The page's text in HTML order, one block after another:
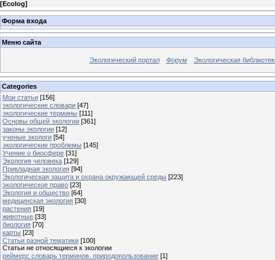
[Ecolog]
Форма входа
Меню сайта
Экологический портал Форум Экологическая
Categories
Мои статьи [156]
экологические словари [47]
экологические термины [111]
Основы общей экологии [361]
законы экологии [12]
ученые экологи [54]
экологические проблемы [145]
Учение о биосфере [31]
Экология человека [129]
Прикладная экология [94]
Экологическая защита и охрана окружающей среды [223]
экологическое право [23]
Экология и общество [64]
медицинская экология [30]
растения [19]
животные [33]
биология [70]
карты [23]
Статьи разной тематики [100]
Статьи не относящиеся к экологии
реймерс словарь терминов. природопользование [1]